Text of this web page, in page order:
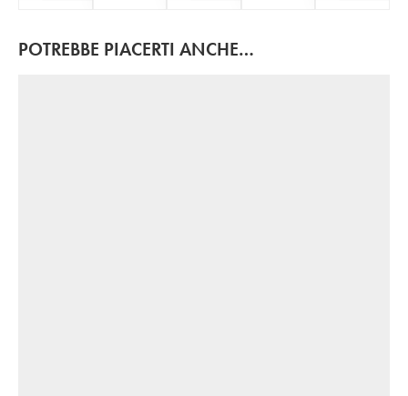
POTREBBE PIACERTI ANCHE…